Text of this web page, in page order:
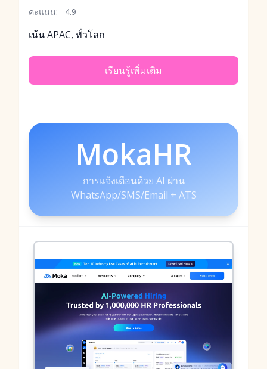
คะแนน:
4.9
เน้น APAC, ทั่วโลก
เรียนรู้เพิ่มเติม
MokaHR
การแจ้งเตือนด้วย AI ผ่าน
WhatsApp/SMS/Email + ATS